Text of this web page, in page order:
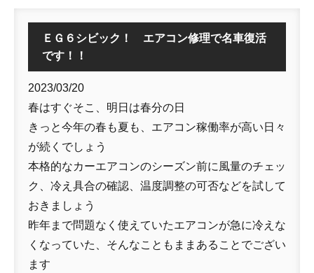
ＥＧ６シビック！ エアコン修理で名車復活
です！！
2023/03/20
春はすぐそこ、明日は春分の日
きっと今年の春も夏も、エアコン稼働率が高い日々
が続くでしょう
本格的なカーエアコンのシーズン前に風量のチェッ
ク、冷え具合の確認、温度調整の可否などを試して
おきましょう
昨年まで問題なく使えていたエアコンが急に冷えな
くなっていた、そんなこともままあることでござい
ます